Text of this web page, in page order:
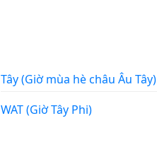
Tây (Giờ mùa hè châu Âu Tây)
WAT (Giờ Tây Phi)